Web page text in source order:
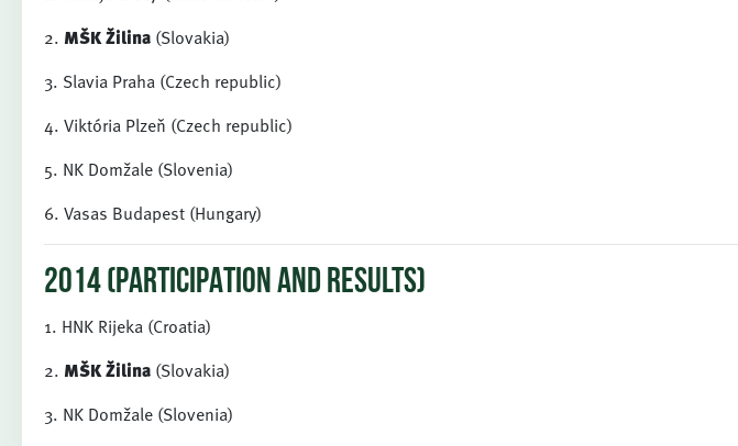
2. MŠK Žilina (Slovakia)
3. Slavia Praha (Czech republic)
4. Viktória Plzeň (Czech republic)
5. NK Domžale (Slovenia)
6. Vasas Budapest (Hungary)
2014 (PARTICIPATION AND RESULTS)
1. HNK Rijeka (Croatia)
2. MŠK Žilina (Slovakia)
3. NK Domžale (Slovenia)